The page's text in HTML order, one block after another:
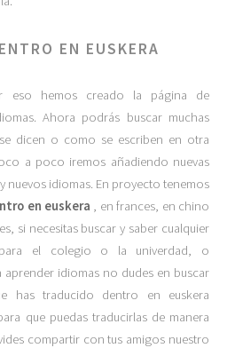
EN EUSKERA
eso hemos creado la página de
Ahora podrás buscar muchas
dicen o como se escriben en otra
a poco iremos añadiendo nuevas
nuevos idiomas. En proyecto tenemos
en euskera
, en frances, en chino
si necesitas buscar y saber cualquier
el colegio o la univerdad, o
aprender idiomas no dudes en buscar
has traducido dentro en euskera
que puedas traducirlas de manera
compartir con tus amigos nuestro